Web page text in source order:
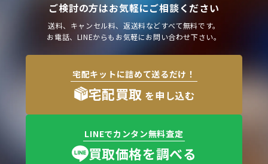
ご検討の方はお気軽にご相談ください
送料、キャンセル料、返送料などすべて無料です。
お電話、LINEからもお気軽にお問い合わせ下さい。
宅配キットに詰めて送るだけ！
宅配買取 を申し込む
LINEでカンタン無料査定
買取価格を調べる